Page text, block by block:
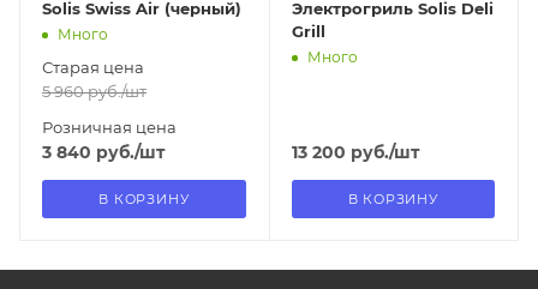
Solis Swiss Air (черный)
Много
Старая цена
5 960руб./шт
Розничная цена
3 840 руб./шт
В КОРЗИНУ
Электрогриль Solis Deli
Grill
Много
13 200 руб./шт
В КОРЗИНУ